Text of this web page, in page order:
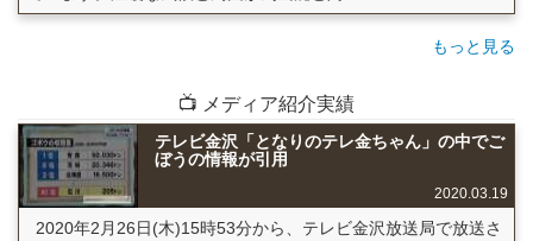
もっと見る
📺 メディア紹介実績
テレビ金沢「となりのテレ金ちゃん」の中でご
ぼうの情報が引用
2020.03.19
2020年2月26日(木)15時53分から、テレビ金沢放送局で放送さ